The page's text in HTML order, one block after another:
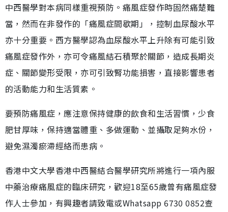
中西醫學對本病同樣重視預防。痛風症發作時固然痛楚難
當，然而在非發作的「痛風症間歇期」，控制血尿酸水平
亦十分重要。西方醫學認為血尿酸水平上升除有可能引致
痛風症發作外，亦可令痛風結石積聚於關節，造成長期炎
症、關節變形受限，亦可引致腎功能損害，直接影響患者
的活動能力和生活質素。
要預防痛風症，應注意保持健康的飲食和生活習慣，少食
肥甘厚味，保持適當體重、多做運動、並攝取足夠水份，
避免濕濁瘀滯經絡而患病。
香港中文大學香港中西醫結合醫學研究所將進行一項內服
中藥治療痛風症的臨床研究，歡迎18至65歲曾有痛風症發
作人士參加，有興趣者請致電或Whatsapp 6730 0852查